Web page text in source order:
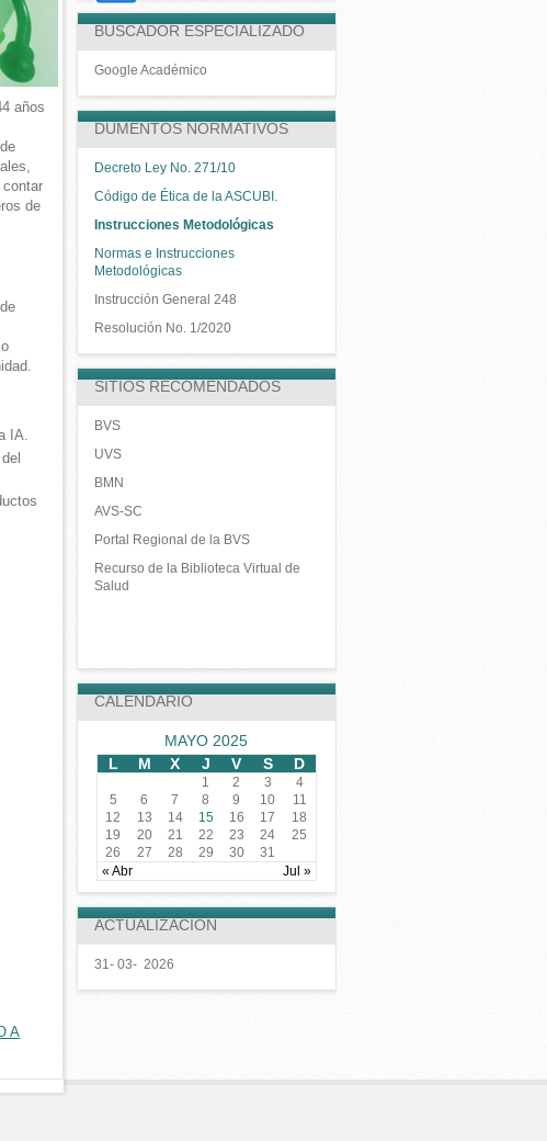
años
de
IA.
A
BUSCADOR ESPECIALIZADO
Google Académico
DUMENTOS NORMATIVOS
Decreto Ley No. 271/10
Código de Ética de la ASCUBI.
Instrucciones Metodológicas
Normas e Instrucciones
Metodológicas
Instrucción General 248
Resolución No. 1/2020
SITIOS RECOMENDADOS
BVS
UVS
BMN
AVS-SC
Portal Regional de la BVS
Recurso de la Biblioteca Virtual de
Salud
CALENDARIO
MAYO 2025
L
M X J V S D
« Abr Jul »
1 2 3
4
5
6 7 8 9 10
11
12
13 14 15 16 17
18
19
20 21 22 23 24
25
26
27 28 29 30 31
ACTUALIZACION
31- 03- 2026